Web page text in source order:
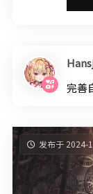
完善
发布于 2024-